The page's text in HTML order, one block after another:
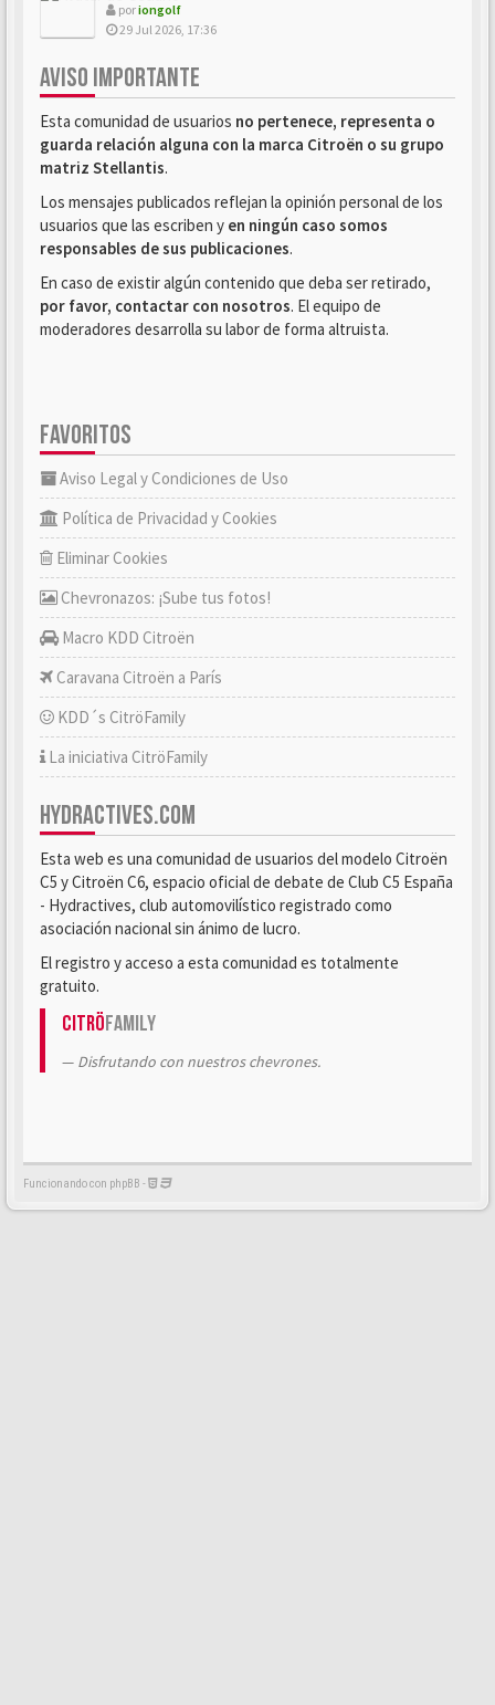
poriongolf
29 Jul 2026, 17:36
AVISO IMPORTANTE
Esta comunidad de usuarios no pertenece, representa o
guarda relación alguna con la marca Citroën o su grupo
matriz Stellantis.
Los mensajes publicados reflejan la opinión personal de los
usuarios que las escriben y en ningún caso somos
responsables de sus publicaciones.
En caso de existir algún contenido que deba ser retirado,
por favor, contactar con nosotros. El equipo de
moderadores desarrolla su labor de forma altruista.
FAVORITOS
Aviso Legal y Condiciones de Uso
Política de Privacidad y Cookies
Eliminar Cookies
Chevronazos: ¡Sube tus fotos!
Macro KDD Citroën
Caravana Citroën a París
KDD´s CitröFamily
La iniciativa CitröFamily
HYDRACTIVES.COM
Esta web es una comunidad de usuarios del modelo Citroën
C5 y Citroën C6, espacio oficial de debate de Club C5 España
- Hydractives, club automovilístico registrado como
asociación nacional sin ánimo de lucro.
El registro y acceso a esta comunidad es totalmente
gratuito.
CitröFamily
Disfrutando con nuestros chevrones.
Funcionando con phpBB -